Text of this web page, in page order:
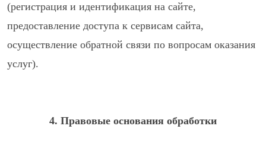
(регистрация и идентификация на сайте,
предоставление доступа к сервисам сайта,
осуществление обратной связи по вопросам оказания
услуг).
4. Правовые основания обработки